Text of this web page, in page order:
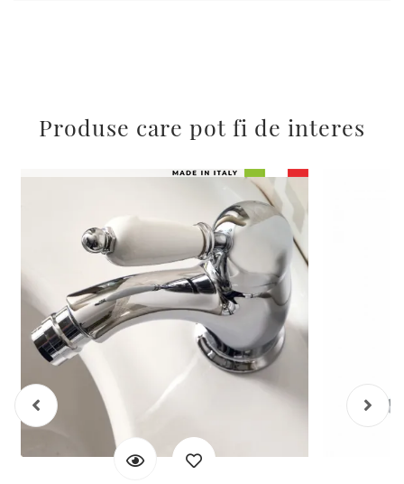
Produse care pot fi de interes